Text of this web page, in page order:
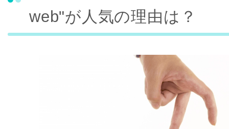
web"が人気の理由は？